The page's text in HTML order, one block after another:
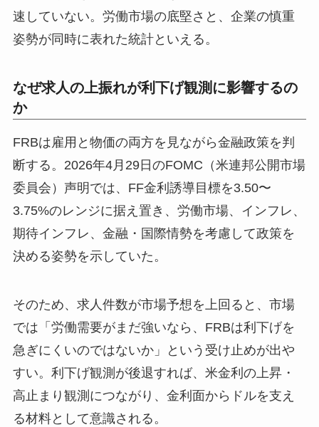
速していない。労働市場の底堅さと、企業の慎重
姿勢が同時に表れた統計といえる。
なぜ求人の上振れが利下げ観測に影響するの
か
FRBは雇用と物価の両方を見ながら金融政策を判
断する。2026年4月29日のFOMC（米連邦公開市場
委員会）声明では、FF金利誘導目標を3.50〜
3.75%のレンジに据え置き、労働市場、インフレ、
期待インフレ、金融・国際情勢を考慮して政策を
決める姿勢を示していた。
そのため、求人件数が市場予想を上回ると、市場
では「労働需要がまだ強いなら、FRBは利下げを
急ぎにくいのではないか」という受け止めが出や
すい。利下げ観測が後退すれば、米金利の上昇・
高止まり観測につながり、金利面からドルを支え
る材料として意識される。